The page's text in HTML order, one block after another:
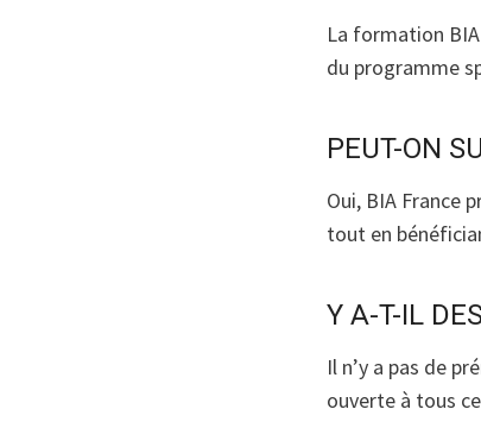
La formation
du programme
PEUT-ON
Oui, BIA France
tout en
Y A-T-IL
Il n’y a pas de
ouverte à tous